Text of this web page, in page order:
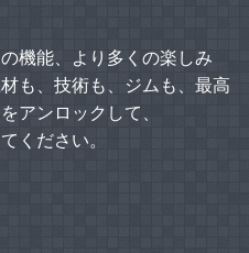
機能、より多くの楽しみ
も、技術も、ジムも、最高
アンロックして、
ください。